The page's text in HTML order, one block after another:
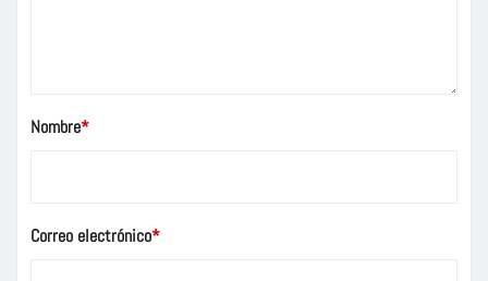
Nombre*
Correo electrónico*